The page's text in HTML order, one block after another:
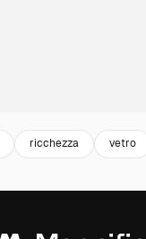
ricchezza vetro